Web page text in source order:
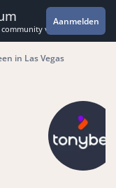
voor de
Aanmelden
in Las Vegas